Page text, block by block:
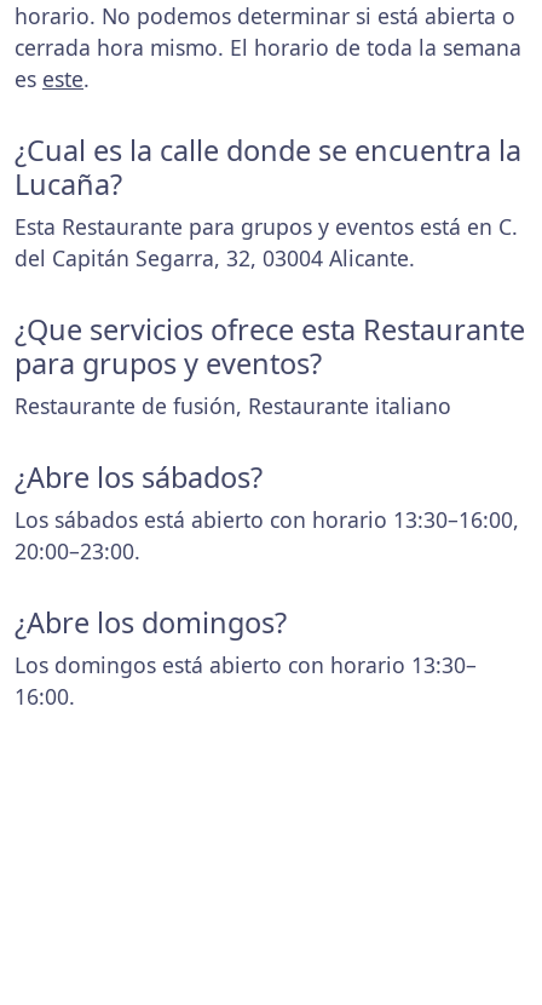
horario. No podemos determinar si está abierta o
cerrada hora mismo. El horario de toda la semana
es este.
¿Cual es la calle donde se encuentra la
Lucaña?
Esta Restaurante para grupos y eventos está en C.
del Capitán Segarra, 32, 03004 Alicante.
¿Que servicios ofrece esta Restaurante
para grupos y eventos?
Restaurante de fusión, Restaurante italiano
¿Abre los sábados?
Los sábados está abierto con horario 13:30–16:00,
20:00–23:00.
¿Abre los domingos?
Los domingos está abierto con horario 13:30–
16:00.